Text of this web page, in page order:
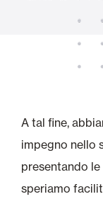
A tal fine,
impegno nello
presentando
speriamo